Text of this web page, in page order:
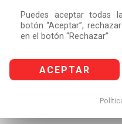
Puedes aceptar todas
botón “Aceptar”,
en el botón “Rechazar”
ACEPTAR